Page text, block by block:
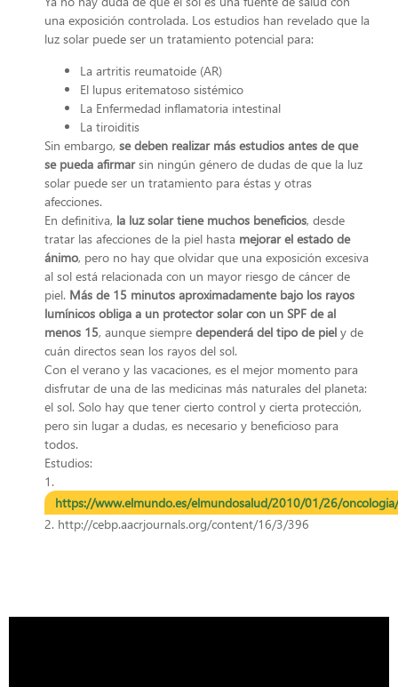
una exposición controlada. Los estudios han revelado que la
luz solar puede ser un tratamiento potencial para:
La artritis reumatoide (AR)
El lupus eritematoso sistémico
La Enfermedad inflamatoria intestinal
La tiroiditis
Sin embargo, se deben realizar más estudios antes de que
se pueda afirmarsin ningún género de dudas de que la luz
solar puede ser un tratamiento para éstas y otras
afecciones.
En definitiva, la luz solar tiene muchos beneficios, desde
tratar las afecciones de la piel hasta mejorar el estado de
ánimo, pero no hay que olvidar que una exposición excesiva
al sol está relacionada con un mayor riesgo de cáncer de
piel. Más de 15 minutos aproximadamente bajo los rayos
lumínicos obliga a un protector solar con un SPF de al
menos 15, aunque siempre dependerá del tipo de piel y de
cuán directos sean los rayos del sol.
Con el verano y las vacaciones, es el mejor momento para
disfrutar de una de las medicinas más naturales del planeta:
el sol. Solo hay que tener cierto control y cierta protección,
pero sin lugar a dudas, es necesario y beneficioso para
todos.
Estudios:
1.
https://www.elmundo.es/elmundosalud/2010/01/26/
2. http://cebp.aacrjournals.org/content/16/3/396